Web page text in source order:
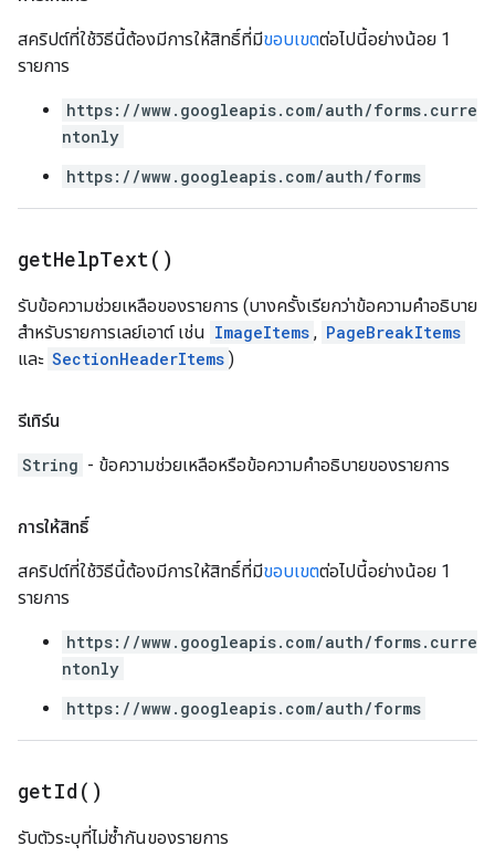
สคริปต์ที่ใช้วิธีนี้ต้องมีการให้สิทธิ์ที่มีขอบเขตต่อไปนี้อย่างน้อย 1
รายการ
https://www.googleapis.com/auth/forms.curre
ntonly
https://www.googleapis.com/auth/forms
getHelpText( )
รับข้อความช่วยเหลือของรายการ (บางครั้งเรียกว่าข้อความคำอธิบาย
สำหรับรายการเลย์เอาต์ เช่น ImageItems , PageBreakItems
และ SectionHeaderItems )
รีเทิร์น
String - ข้อความช่วยเหลือหรือข้อความคำอธิบายของรายการ
การให้สิทธิ์
สคริปต์ที่ใช้วิธีนี้ต้องมีการให้สิทธิ์ที่มีขอบเขตต่อไปนี้อย่างน้อย 1
รายการ
https://www.googleapis.com/auth/forms.curre
ntonly
https://www.googleapis.com/auth/forms
getId( )
รับตัวระบุที่ไม่ซ้ำกันของรายการ